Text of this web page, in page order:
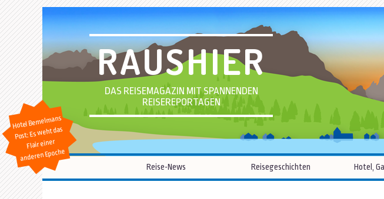
RAUSHIER
DAS REISEMAGAZIN MIT SPANNENDEN
REISEREPORTAGEN
Hotel Bemelmans
Post: Es weht das
Flair einer
anderen Epoche
Reise-News Reisegeschichten Hotel,